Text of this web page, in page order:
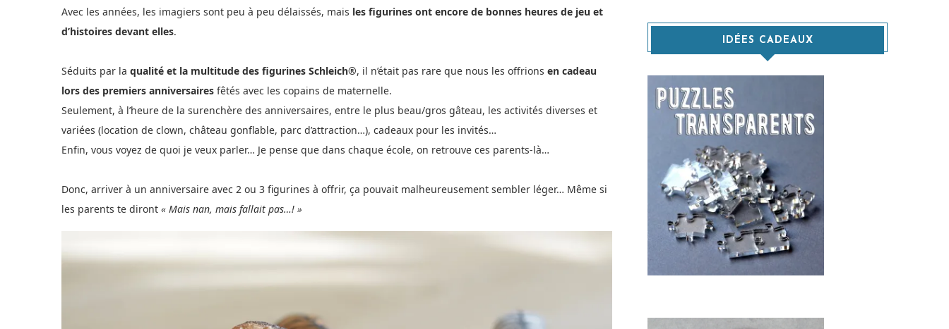
Avec les années, les imagiers sont peu à peu délaissés, mais les figurines ont encore de bonnes heures de jeu et
d’histoires devant elles.
Séduits par la qualité et la multitude des figurines Schleich®, il n’était pas rare que nous les offrions en cadeau
lors des premiers anniversaires fêtés avec les copains de maternelle.
Seulement, à l’heure de la surenchère des anniversaires, entre le plus beau/gros gâteau, les activités diverses et
variées (location de clown, château gonflable, parc d’attraction…), cadeaux pour les invités…
Enfin, vous voyez de quoi je veux parler… Je pense que dans chaque école, on retrouve ces parents-là…
Donc, arriver à un anniversaire avec 2 ou 3 figurines à offrir, ça pouvait malheureusement sembler léger… Même si
les parents te diront « Mais nan, mais fallait pas…! »
IDÉES CADEAUX